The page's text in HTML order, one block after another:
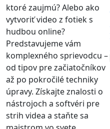
ktoré zaujmú? Alebo ako
vytvoriť video z fotiek s
hudbou online?
Predstavujeme vám
komplexného sprievodcu –
od tipov pre začiatočníkov
až po pokročilé techniky
úpravy. Získajte znalosti o
nástrojoch a softvéri pre
strih videa a staňte sa